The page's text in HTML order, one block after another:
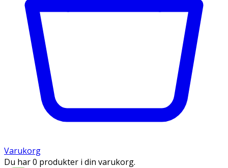
Varukorg
Du har 0 produkter i din varukorg.